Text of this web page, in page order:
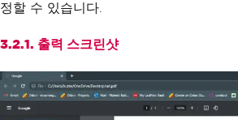
)
# Open the PDF in Google Chrome
webbrowser . get
정할 수 있습니다.
3.2.1. 출력 스크린샷